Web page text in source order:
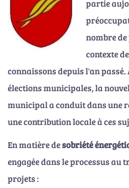
partie
nombre
contexte
connaissons depuis l'an passé.
élections municipales, la
municipal a conduit dans une
une contribution locale à ces
En matière desobriété
engagée dans le processus au
projets :